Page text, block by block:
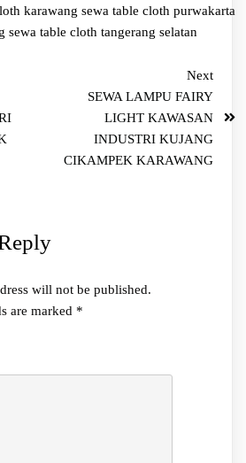
karawang sewa table cloth purwakarta
sewa table cloth tangerang selatan
Next
SEWA LAMPU FAIRY
LIGHT KAWASAN
INDUSTRI KUJANG
CIKAMPEK KARAWANG
will not be published.
are marked *